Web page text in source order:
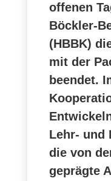
offenen
Böckler-
(HBBK)
mit der
beendet.
Lehr- und
die von
geprägte